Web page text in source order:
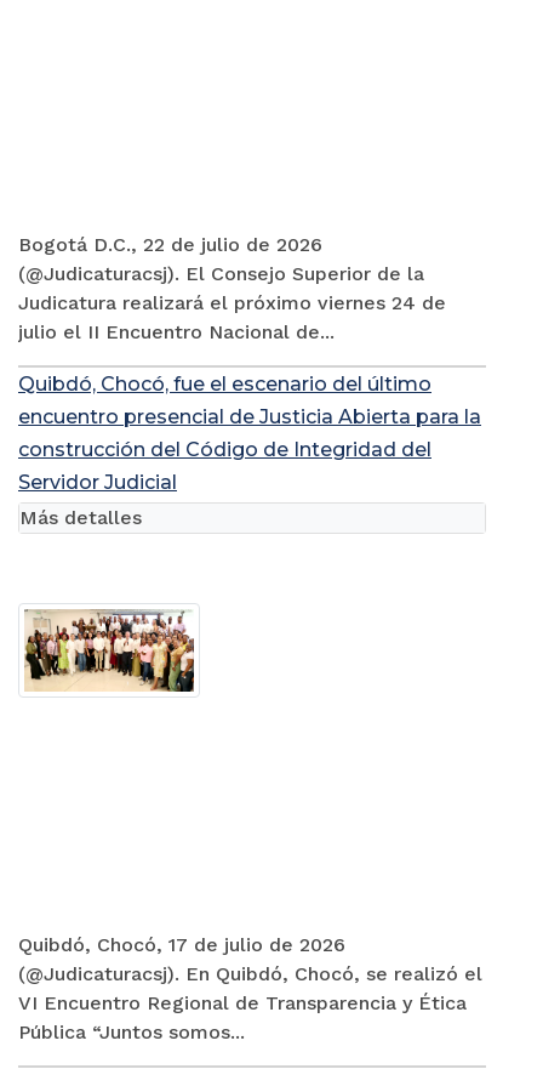
Bogotá D.C., 22 de julio de 2026
(@Judicaturacsj). El Consejo Superior de la
Judicatura realizará el próximo viernes 24 de
julio el II Encuentro Nacional de...
Quibdó, Chocó, fue el escenario del último
encuentro presencial de Justicia Abierta para la
construcción del Código de Integridad del
Servidor Judicial
Quibdó, Chocó, 17 de julio de 2026
(@Judicaturacsj). En Quibdó, Chocó, se realizó el
VI Encuentro Regional de Transparencia y Ética
Pública “Juntos somos...
Más detalles